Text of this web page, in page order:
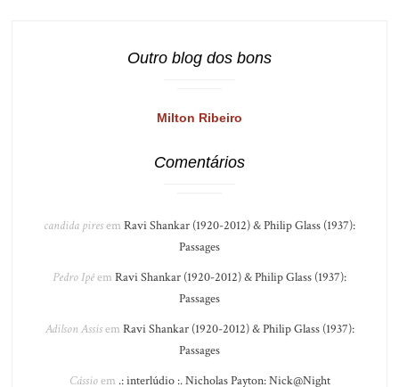
Outro blog dos bons
Milton Ribeiro
Comentários
candida piresem Ravi Shankar (1920-2012) & Philip Glass (1937):
Passages
Pedro Ipêem Ravi Shankar (1920-2012) & Philip Glass (1937):
Passages
Adilson Assisem Ravi Shankar (1920-2012) & Philip Glass (1937):
Passages
Cássioem .: interlúdio :. Nicholas Payton: Nick@Night